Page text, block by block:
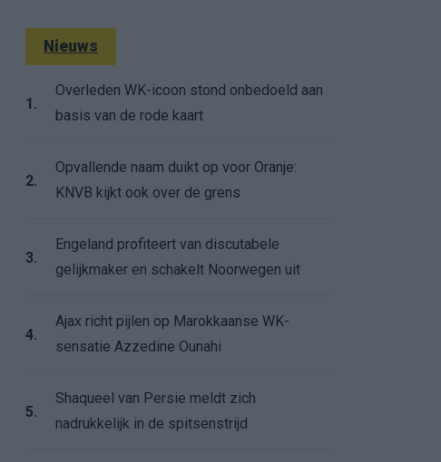
Nieuws
1.
Overleden WK-icoon stond onbedoeld aan
basis van de rode kaart
2.
Opvallende naam duikt op voor Oranje:
KNVB kijkt ook over de grens
3.
Engeland profiteert van discutabele
gelijkmaker en schakelt Noorwegen uit
4.
Ajax richt pijlen op Marokkaanse WK-
sensatie Azzedine Ounahi
5.
Shaqueel van Persie meldt zich
nadrukkelijk in de spitsenstrijd